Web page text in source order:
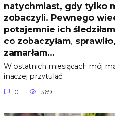
natychmiast, gdy tylko
zobaczyli. Pewnego
potajemnie ich
co zobaczyłam,
zamarłam…
W ostatnich miesiącach mój
inaczej przytulać
0 369